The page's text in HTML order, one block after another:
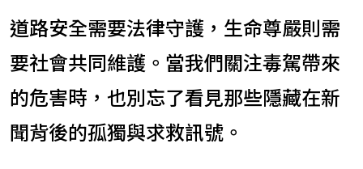
道路安全需要法律守護，生命尊嚴則需
要社會共同維護。當我們關注毒駕帶來
的危害時，也別忘了看見那些隱藏在新
聞背後的孤獨與求救訊號。